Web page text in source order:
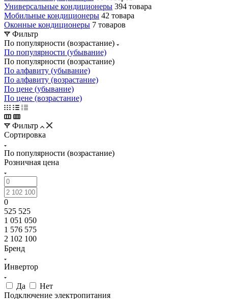
Универсальные кондиционеры 394 товара
Мобильные кондиционеры 42 товара
Оконные кондиционеры 7 товаров
Фильтр
По популярности (возрастание)
По популярности (убывание)
По популярности (возрастание)
По алфавиту (убывание)
По алфавиту (возрастание)
По цене (убывание)
По цене (возрастание)
Фильтр
Сортировка
По популярности (возрастание)
Розничная цена
0
525 525
1 051 050
1 576 575
2 102 100
Бренд
Инвертор
Да
Нет
Подключение электропитания